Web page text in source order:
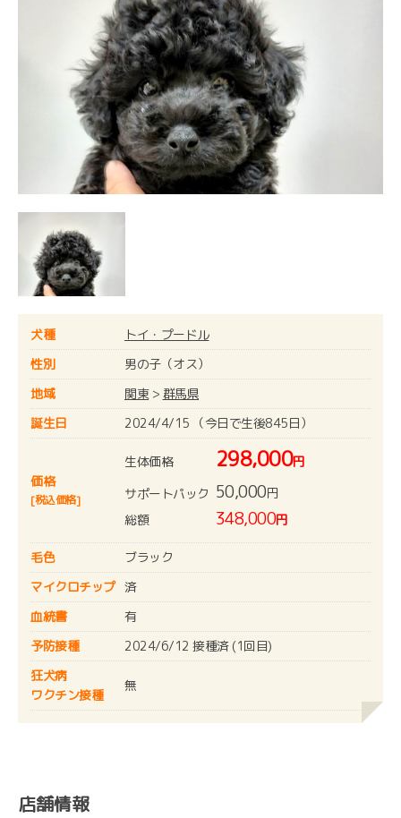
犬種
トイ・プードル
性別
男の子（オス）
地域
関東> 群馬県
誕生日
2024/4/15 （今日で生後845日）
価格
[税込価格]
生体価格 298,000円
サポートパック 50,000円
総額
348,000円
毛色
ブラック
マイクロチップ 済
血統書
有
予防接種
2024/6/12 接種済 (1回目)
狂犬病
ワクチン接種
無
店舗情報